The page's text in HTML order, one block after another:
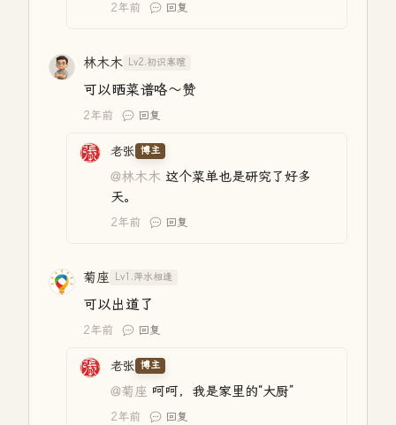
2年前 回复
林木木 Lv2.初识寒暄
可以晒菜谱咯～赞
2年前 回复
老张 博主
@林木木 这个菜单也是研究了好多
天。
2年前 回复
菊座 Lv1.萍水相逢
可以出道了
2年前 回复
老张 博主
@菊座 呵呵，我是家里的“大厨”
2年前 回复